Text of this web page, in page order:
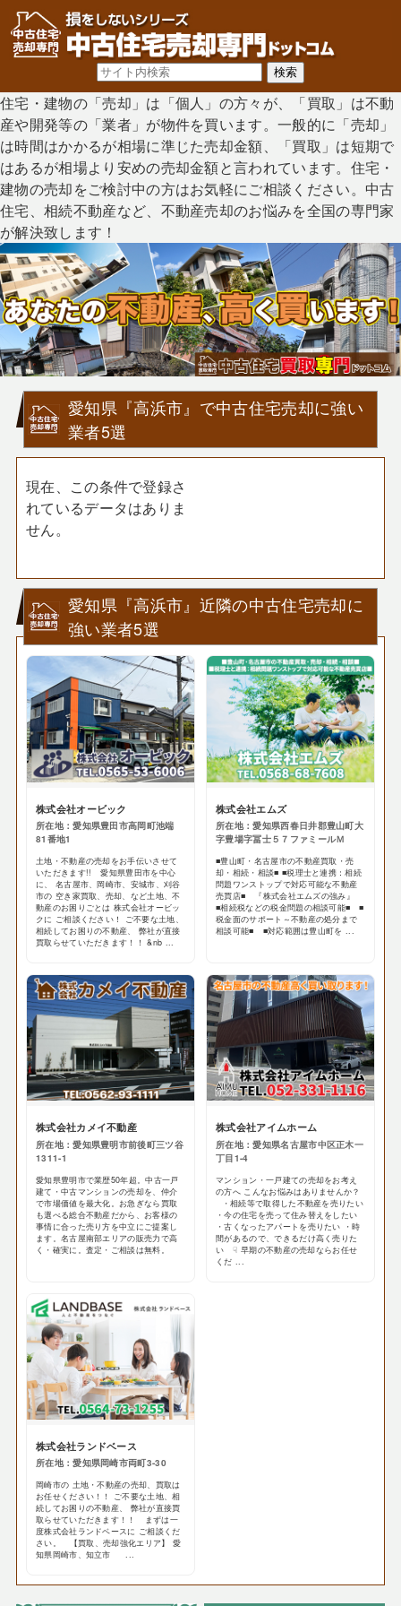
住宅・建物の「売却」は「個人」の方々が、「買取」は不動
産や開発等の「業者」が物件を買います。一般的に「売却」
は時間はかかるが相場に準じた売却金額、「買取」は短期で
はあるが相場より安めの売却金額と言われています。住宅・
建物の売却をご検討中の方はお気軽にご相談ください。中古
住宅、相続不動産など、不動産売却のお悩みを全国の専門家
が解決致します！
愛知県『高浜市』で中古住宅売却に強い
業者5選
現在、この条件で登録さ
れているデータはありま
せん。
愛知県『高浜市』近隣の中古住宅売却に
強い業者5選
株式会社オービック
所在地：愛知県豊田市高岡町池端
81番地1
土地・不動産の売却をお手伝いさせて
いただきます!! 愛知県豊田市を中心
に、 名古屋市、岡崎市、安城市、刈谷
市の 空き家買取、売却、など土地、不
動産のお困りごとは 株式会社オービッ
クに ご相談ください！ ご不要な土地、
相続してお困りの不動産、 弊社が直接
買取らせていただきます！！ &nb ...
株式会社エムズ
所在地：愛知県西春日井郡豊山町大
字豊場字冨士５７ファミールＭ
■豊山町・名古屋市の不動産買取・売
却・相続・相談■ ■税理士と連携：相続
問題ワンストップで対応可能な不動産
売買店■ 『株式会社エムズの強み』
■相続税などの税金問題の相談可能■ ■
税金面のサポート～不動産の処分まで
相談可能■ ■対応範囲は豊山町を ...
株式会社カメイ不動産
所在地：愛知県豊明市前後町三ツ谷
1311-1
愛知県豊明市で業歴50年超。中古一戸
建て・中古マンションの売却を、仲介
で市場価値を最大化。お急ぎなら買取
も選べる総合不動産だから、お客様の
事情に合った売り方を中立にご提案し
ます。名古屋南部エリアの販売力で高
く・確実に。査定・ご相談は無料。
株式会社アイムホーム
所在地：愛知県名古屋市中区正木一
丁目1-4
マンション・一戸建ての売却をお考え
の方へ こんなお悩みはありませんか？
・相続等で取得した不動産を売りたい
・今の住宅を売って住み替えをしたい
・古くなったアパートを売りたい ・時
間があるので、できるだけ高く売りた
い ☟ 早期の不動産の売却ならお任せ
くだ ...
株式会社ランドベース
所在地：愛知県岡崎市両町3-30
岡崎市の 土地・不動産の売却、買取は
お任せください！！ ご不要な土地、相
続してお困りの不動産、 弊社が直接買
取らせていただきます！！ まずは一
度株式会社ランドベースに ご相談くだ
さい。 【買取、売却強化エリア】 愛
知県岡崎市、知立市 ...